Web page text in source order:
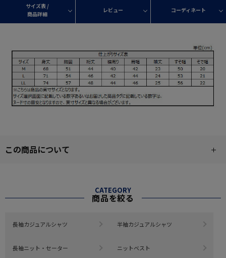
サイズ表 /
商品詳細
レビュー コーディネート
この商品について
CATEGORY
商品を絞る
長袖カジュアルシャツ 半袖カジュアルシャツ
長袖ニット・セーター ニットベスト